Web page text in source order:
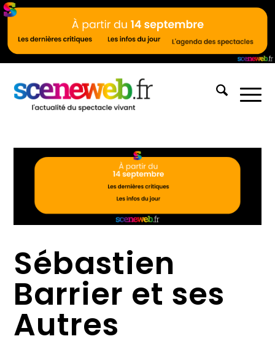
Sébastien
Barrier et ses
Autres